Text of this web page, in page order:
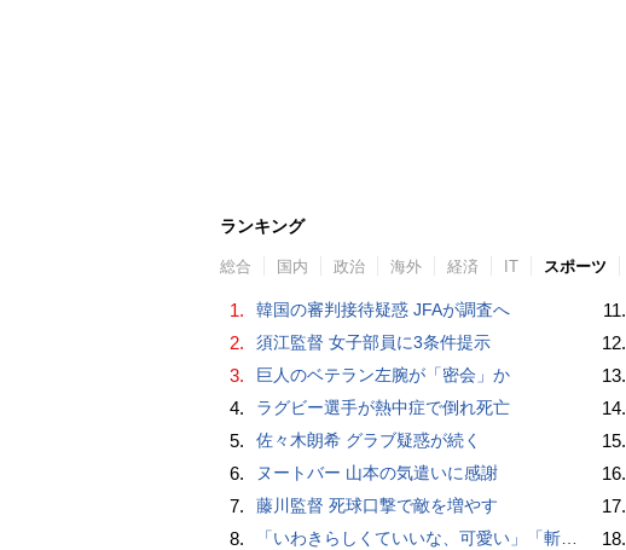
ランキング
総合 国内 政治 海外 経済 IT スポーツ
1. 韓国の審判接待疑惑 JFAが調査へ
2. 須江監督 女子部員に3条件提示
3. 巨人のベテラン左腕が「密会」か
4. ラグビー選手が熱中症で倒れ死亡
5. 佐々木朗希 グラブ疑惑が続く
6. ヌートバー 山本の気遣いに感謝
7. 藤川監督 死球口撃で敵を増やす
8. 「いわきらしくていいな、可愛い」「斬新」初出場初勝利の東日本国際大昌平、アルプス彩ったフラダンス部の応援に反響 部員は感無量「夢を見ているよう」
11.
12.
13.
14.
15.
16.
17.
18.